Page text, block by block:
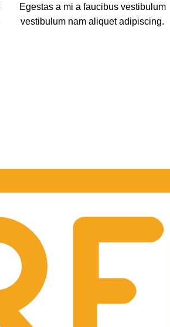
Egestas a mi a faucibus vestibulum
vestibulum nam aliquet adipiscing.